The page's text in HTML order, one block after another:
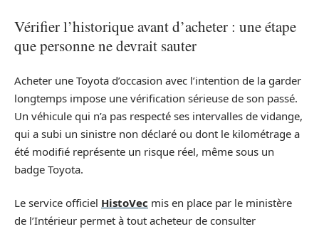
Vérifier l’historique avant d’acheter : une étape
que personne ne devrait sauter
Acheter une Toyota d’occasion avec l’intention de la garder
longtemps impose une vérification sérieuse de son passé.
Un véhicule qui n’a pas respecté ses intervalles de vidange,
qui a subi un sinistre non déclaré ou dont le kilométrage a
été modifié représente un risque réel, même sous un
badge Toyota.
Le service officiel HistoVec mis en place par le ministère
de l’Intérieur permet à tout acheteur de consulter